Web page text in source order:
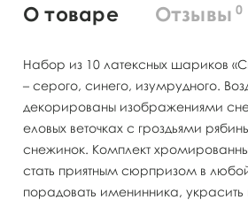
О товаре Отзывы 0
Набор из 10 латексных шариков
– серого, синего, изумрудного.
декорированы изображениями
еловых веточках с гроздьями
снежинок. Комплект
стать приятным сюрпризом в
порадовать именинника, украсить